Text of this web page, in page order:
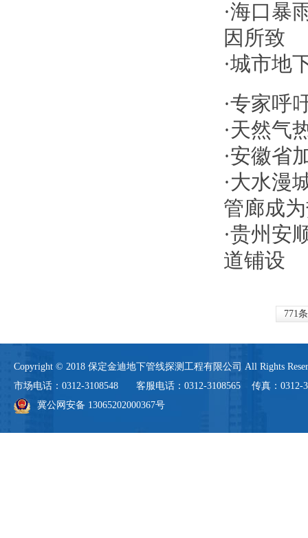
·海口暴
因所致
·城市地
·专家呼
·天然气
·安徽省
·大水漫
管廊成
·贵州安
道铺设
771条
Copyright © 2018 保定金迪地下管线探测工程有限公司 All Rights
市场电话：0312-3108548 客服电话：0312-3108565 传真：
冀公网安备 13065202000367号